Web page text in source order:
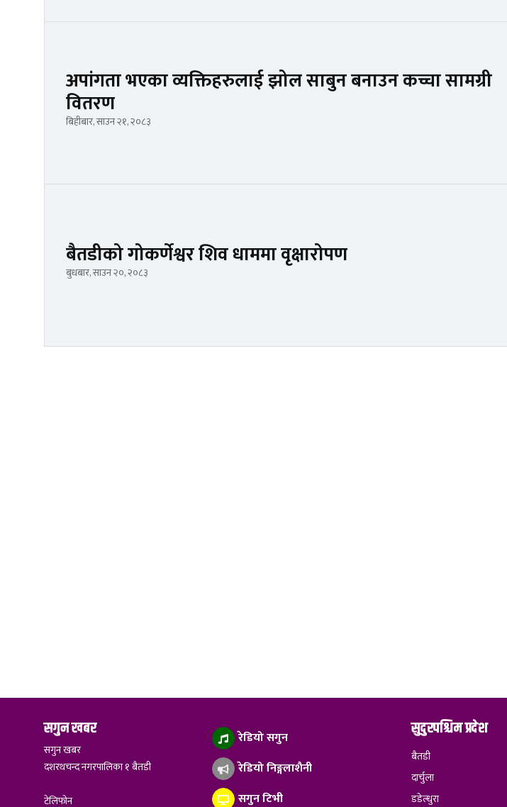
अपांगता भएका व्यक्तिहरुलाई झोल साबुन बनाउन कच्चा सामग्री
वितरण
बिहीबार, साउन २१, २०८३
बैतडीको गोकर्णेश्वर शिव धाममा वृक्षारोपण
बुधबार, साउन २०, २०८३
सगुन खबर
सगुन खबर
दशरथचन्द नगरपालिका १ बैतडी
टेलिफोन
रेडियो सगुन
रेडियो निङ्गलाशैनी
सगुन टिभी
सुदुरपश्चिम प्रदेश
बैतडी
दार्चुला
डडेल्धुरा